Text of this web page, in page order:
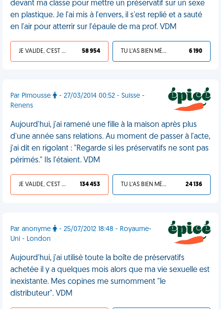
devant ma classe pour mettre un préservatif sur un sexe
en plastique. Je l'ai mis à l'envers, il s'est replié et a sauté
en l'air pour atterrir sur l'épaule de ma prof. VDM
JE VALIDE, C'EST UNE VDM 58 954 TU L'AS BIEN MÉRITÉ 6 190
Par Pimousse
- 27/03/2014 00:52 - Suisse -
Renens
Aujourd'hui, j'ai ramené une fille à la maison après plus
d'une année sans relations. Au moment de passer à l'acte,
j'ai dit en rigolant : "Regarde si les préservatifs ne sont pas
périmés." Ils l'étaient. VDM
JE VALIDE, C'EST UNE VDM 134 453 TU L'AS BIEN MÉRITÉ 24 136
Par anonyme
- 25/07/2012 18:48 - Royaume-
Uni - London
Aujourd'hui, j'ai utilisé toute la boîte de préservatifs
achetée il y a quelques mois alors que ma vie sexuelle est
inexistante. Mes copines me surnomment "le
distributeur". VDM